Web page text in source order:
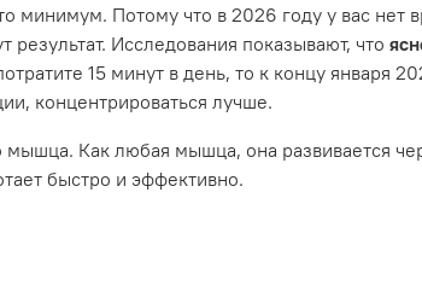
минимум. Потому что в 2026 году у вас нет
Исследования показывают, что
15 минут в день, то к концу января
концентрироваться лучше.
мышца. Как любая мышца, она развивается
быстро и эффективно.